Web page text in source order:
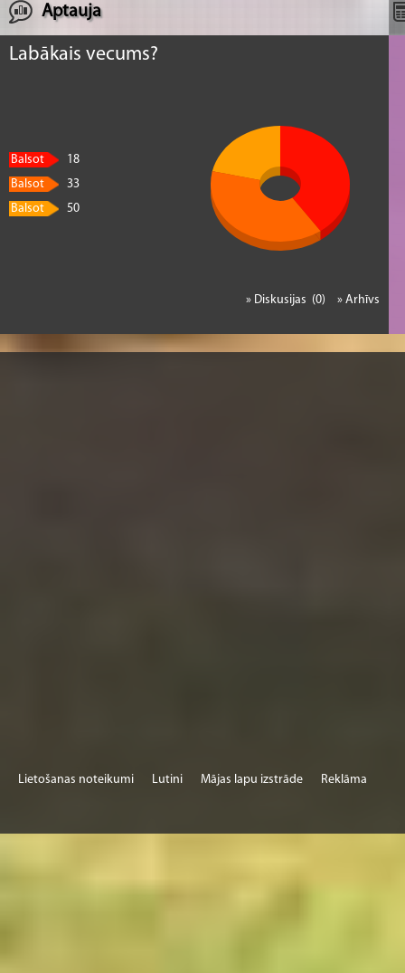
Aptauja
Labākais vecums?
Balsot
18
Balsot
33
Balsot
50
» Arhīvs
» Diskusijas (0)
Lietošanas noteikumi Lutini Mājas lapu izstrāde Reklāma